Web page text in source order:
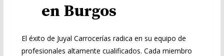
en Burgos
El éxito de Juyal Carrocerías radica en su equipo de
profesionales altamente cualificados. Cada miembro